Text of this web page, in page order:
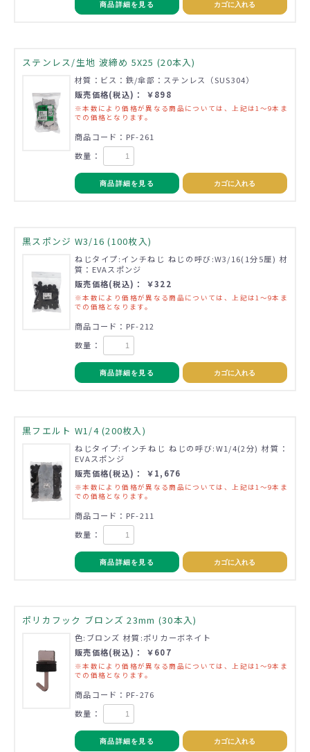
商品詳細を見る カゴに入れる
ステンレス/生地 波締め 5X25 (20本入)
材質：ビス：鉄/傘部：ステンレス（SUS304）
販売価格(税込)： ￥898
※本数により価格が異なる商品については、上記は1～9本ま
での価格となります。
商品コード：PF-261
数量：
商品詳細を見る カゴに入れる
黒スポンジ W3/16 (100枚入)
ねじタイプ:インチねじ ねじの呼び:W3/16(1分5厘) 材
質：EVAスポンジ
販売価格(税込)： ￥322
※本数により価格が異なる商品については、上記は1～9本ま
での価格となります。
商品コード：PF-212
数量：
商品詳細を見る カゴに入れる
黒フエルト W1/4 (200枚入)
ねじタイプ:インチねじ ねじの呼び:W1/4(2分) 材質：
EVAスポンジ
販売価格(税込)： ￥1,676
※本数により価格が異なる商品については、上記は1～9本ま
での価格となります。
商品コード：PF-211
数量：
商品詳細を見る カゴに入れる
ポリカフック ブロンズ 23mm (30本入)
色:ブロンズ 材質:ポリカーボネイト
販売価格(税込)： ￥607
※本数により価格が異なる商品については、上記は1～9本ま
での価格となります。
商品コード：PF-276
数量：
商品詳細を見る カゴに入れる